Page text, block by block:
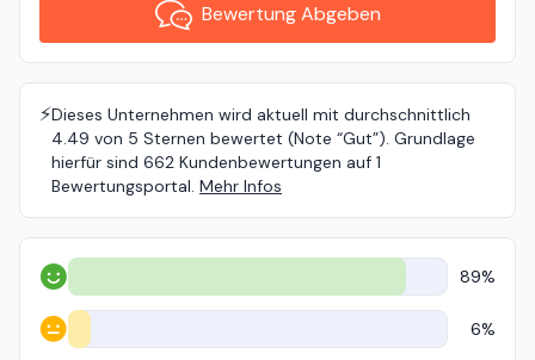
Bewertung Abgeben
⚡️Dieses Unternehmen wird aktuell mit durchschnittlich
4.49 von 5 Sternen bewertet (Note “Gut”). Grundlage
hierfür sind 662 Kundenbewertungen auf 1
Bewertungsportal. Mehr Infos
Positiv 89%
Neutral 6%